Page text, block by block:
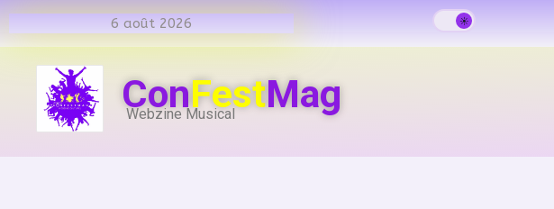
6 août 2026
ConFestMag
Webzine Musical